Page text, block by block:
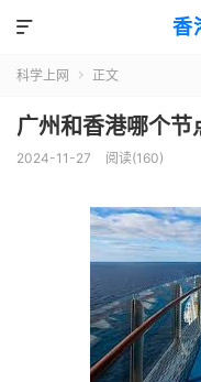
香

科学上网  正文
广州和香港哪个节
2024-11-27 阅读(160)